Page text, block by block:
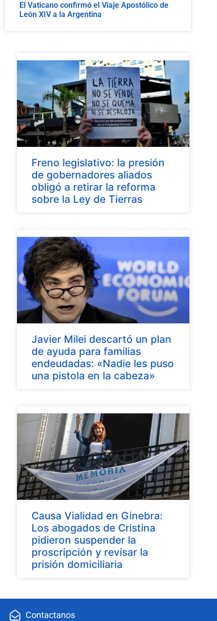
El Vaticano confirmó el Viaje Apostólico de
León XIV a la Argentina
Freno legislativo: la presión
de gobernadores aliados
obligó a retirar la reforma
sobre la Ley de Tierras
Javier Milei descartó un plan
de ayuda para familias
endeudadas: «Nadie les puso
una pistola en la cabeza»
Causa Vialidad en Ginebra:
Los abogados de Cristina
pidieron suspender la
proscripción y revisar la
prisión domiciliaria
Contactanos